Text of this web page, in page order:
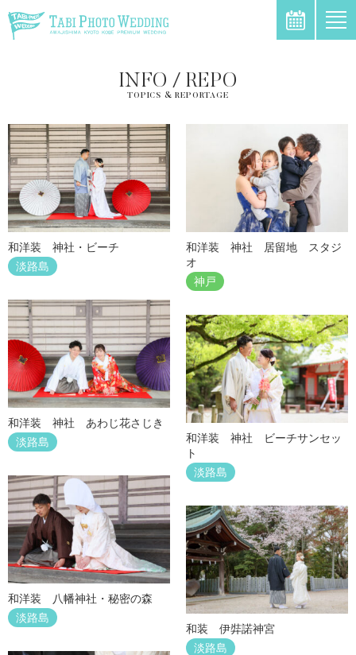
INFO / REPO
TOPICS & REPORTAGE
和洋装 神社・ビーチ
淡路島
和洋装 神社 居留地 スタジ
オ
神戸
和洋装 神社 あわじ花さじき
淡路島
和洋装 神社 ビーチサンセッ
ト
淡路島
和洋装 八幡神社・秘密の森
淡路島
和装 伊弉諾神宮
淡路島